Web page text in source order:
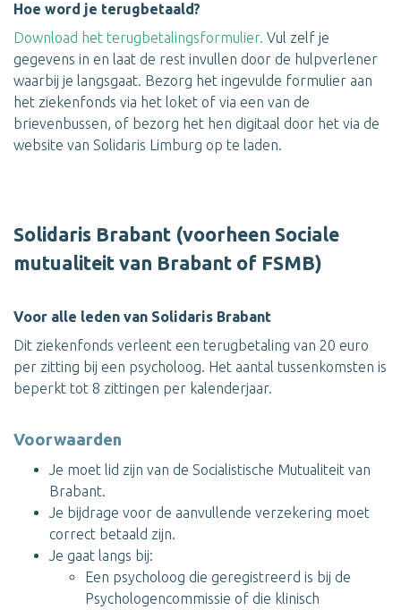
Hoe word je terugbetaald?
Download het terugbetalingsformulier. Vul zelf je
gegevens in en laat de rest invullen door de hulpverlener
waarbij je langsgaat. Bezorg het ingevulde formulier aan
het ziekenfonds via het loket of via een van de
brievenbussen, of bezorg het hen digitaal door het via de
website van Solidaris Limburg op te laden.
Solidaris Brabant (voorheen Sociale
mutualiteit van Brabant of FSMB)
Voor alle leden van Solidaris Brabant
Dit ziekenfonds verleent een terugbetaling van 20 euro
per zitting bij een psycholoog. Het aantal tussenkomsten is
beperkt tot 8 zittingen per kalenderjaar.
Voorwaarden
Je moet lid zijn van de Socialistische Mutualiteit van
Brabant.
Je bijdrage voor de aanvullende verzekering moet
correct betaald zijn.
Je gaat langs bij:
Een psycholoog die geregistreerd is bij de
Psychologencommissie of die klinisch